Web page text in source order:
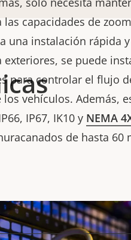
las capacidades de
una instalación rápida
exteriores, se puede
para controlar el flujo
vehículos. Además,
IP67, IK10 y NEMA
de hasta 60